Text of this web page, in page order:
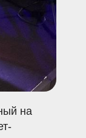
на